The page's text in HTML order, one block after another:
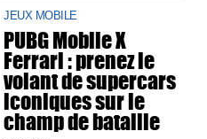
JEUX MOBILE
PUBG Mobile X
Ferrari : prenez le
volant de supercars
iconiques sur le
champ de bataille